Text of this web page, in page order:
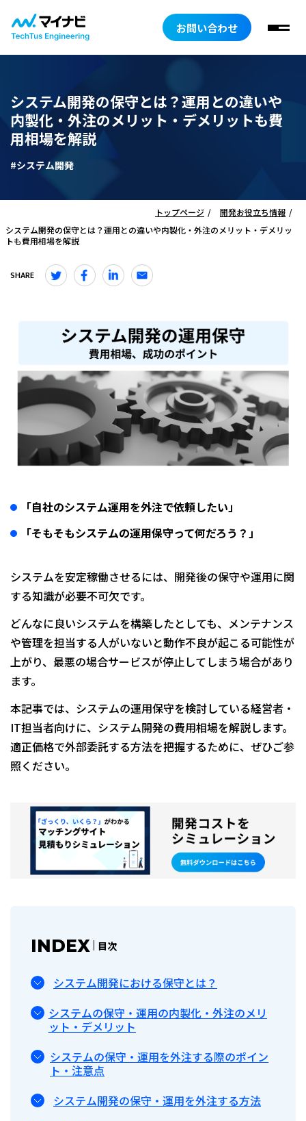
お問い合わせ
システム開発の保守とは？運用との違いや
内製化・外注のメリット・デメリットも費
用相場を解説
#システム開発
トップページ
開発お役立ち情報
システム開発の保守とは？運用との違いや内製化・外注のメリット・デメリッ
トも費用相場を解説
SHARE
「自社のシステム運用を外注で依頼したい」
「そもそもシステムの運用保守って何だろう？」
システムを安定稼働させるには、開発後の保守や運用に関
する知識が必要不可欠です。
どんなに良いシステムを構築したとしても、メンテナンス
や管理を担当する人がいないと動作不良が起こる可能性が
上がり、最悪の場合サービスが停止してしまう場合があり
ます。
本記事では、システムの運用保守を検討している経営者・
IT担当者向けに、システム開発の費用相場を解説します。
適正価格で外部委託する方法を把握するために、ぜひご参
照ください。
INDEX 目次
システム開発における保守とは？
システムの保守・運用の内製化・外注のメリ
ット・デメリット
システムの保守・運用を外注する際のポイン
ト・注意点
システム開発の保守・運用を外注する方法